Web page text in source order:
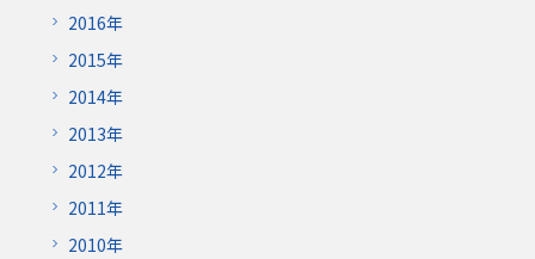
2016年
2015年
2014年
2013年
2012年
2011年
2010年